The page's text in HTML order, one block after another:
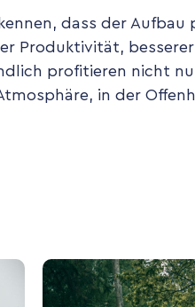
dass der Aufbau
Produktivität,
profitieren nicht
in der